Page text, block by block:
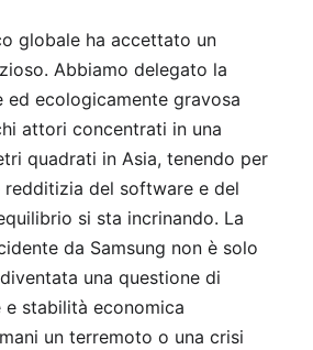
globale ha accettato un
Abbiamo delegato la
ed ecologicamente gravosa
attori concentrati in una
quadrati in Asia, tenendo per
del software e del
si sta incrinando. La
da Samsung non è solo
una questione di
e stabilità economica
un terremoto o una crisi